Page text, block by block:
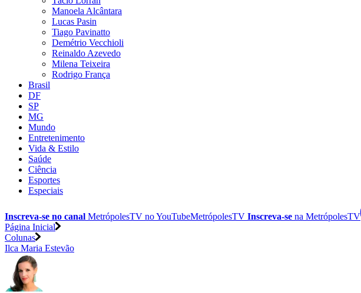
Manoela Alcântara
Lucas Pasin
Tiago Pavinatto
Demétrio Vecchioli
Reinaldo Azevedo
Milena Teixeira
Rodrigo França
Brasil
DF
SP
MG
Mundo
Entretenimento
Vida & Estilo
Saúde
Ciência
Esportes
Especiais
Inscreva-se no canal MetrópolesTV noYouTubeMetrópolesTV Inscreva-se na MetrópolesTV
Página Inicial
Colunas
Ilca Maria Estevão